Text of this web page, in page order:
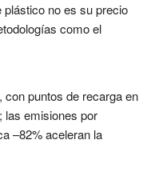
no es su precio
como el
puntos de recarga en
las emisiones por
–82% aceleran la